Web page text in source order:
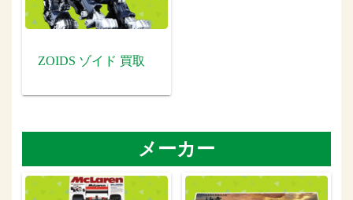
ZOIDS ゾイド 買取
メーカー